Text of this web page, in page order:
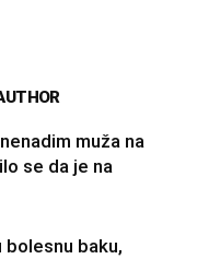
muža na
se da je na
bolesnu baku,